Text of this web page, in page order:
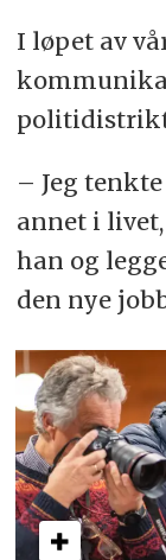
I løpet av
– Jeg
annet i
han og
den nye